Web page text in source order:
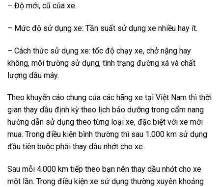
– Độ mới, cũ của xe.
– Mức độ sử dụng xe: Tần suất sử dụng xe nhiều hay ít.
– Cách thức sử dụng xe: tốc độ chạy xe, chở nặng hay
không, môi trường sử dụng, tình trạng đường xá và chất
lượng dầu máy.
Theo khuyến cáo chung của các hãng xe tại Việt Nam thì thời
gian thay dầu định kỳ theo lịch bảo dưỡng trong cẩm nang
hướng dẫn sử dụng theo từng loại xe, đặc biệt với xe mới
mua. Trong điều kiện bình thường thì sau 1.000 km sử dụng
đầu tiên buộc phải thay dầu nhớt cho xe.
Sau mỗi 4.000 km tiếp theo bạn nên thay dầu nhớt cho xe
một lần. Trong điều kiện xe sử dụng thường xuyên khoảng